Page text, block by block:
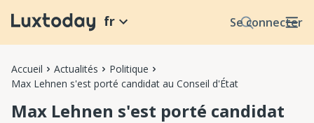
Se connecter
fr
Accueil Actualités
Politique
Max Lehnen s'est porté candidat au Conseil d'État
Max Lehnen s'est porté candidat